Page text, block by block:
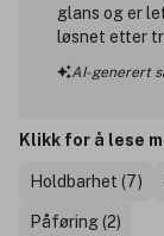
glans og er
løsnet etter
AI-generert
Klikk for å lese
Holdbarhet (7)
Påføring (2)